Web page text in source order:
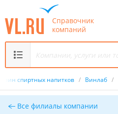
Справочник
компаний
спиртных напитков / Винлаб /
Все филиалы компании